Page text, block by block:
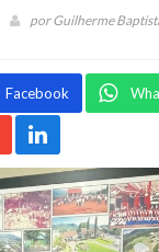
porGuilherme
Facebook